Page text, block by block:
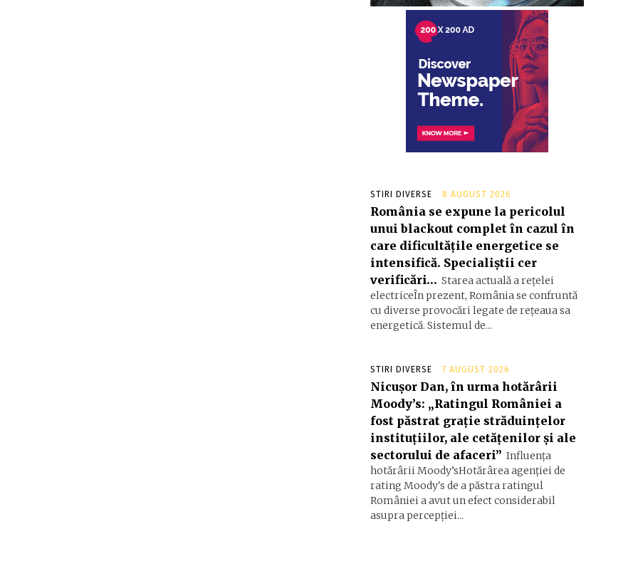
STIRI DIVERSE 8 AUGUST 2026
România se expune la pericolul
unui blackout complet în cazul în
care dificultățile energetice se
intensifică. Specialiștii cer
verificări… Starea actuală a rețelei
electriceÎn prezent, România se confruntă
cu diverse provocări legate de rețeaua sa
energetică. Sistemul de...
STIRI DIVERSE 7 AUGUST 2026
Nicușor Dan, în urma hotărârii
Moody’s: „Ratingul României a
fost păstrat grație străduințelor
instituțiilor, ale cetățenilor și ale
sectorului de afaceri” Influența
hotărârii Moody’sHotărârea agenției de
rating Moody's de a păstra ratingul
României a avut un efect considerabil
asupra percepției...